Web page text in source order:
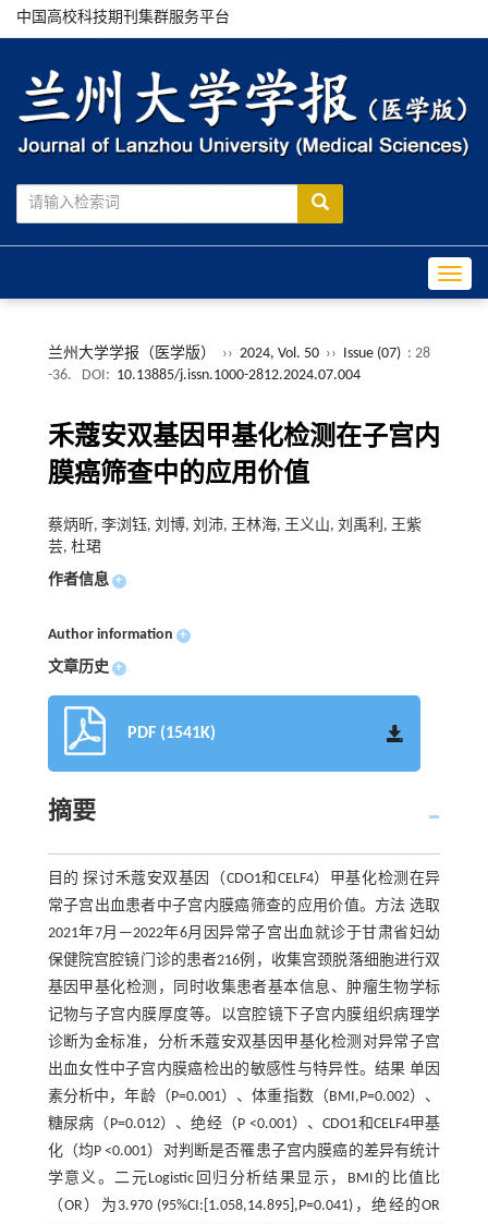
中国高校科技期刊集群服务平台
兰州大学学报（医学版） ›› 2024, Vol. 50 ›› Issue (07) : 28
-36.
DOI: 10.13885/j.issn.1000-2812.2024.07.004
禾蔻安双基因甲基化检测在子宫内
膜癌筛查中的应用价值
蔡炳昕, 李浏钰, 刘博, 刘沛, 王林海, 王义山, 刘禹利, 王紫
芸, 杜珺
作者信息 +
Author information +
文章历史 +
PDF (1541K)
摘要
目的 探讨禾蔻安双基因（CDO1和CELF4）甲基化检测在异
常子宫出血患者中子宫内膜癌筛查的应用价值。方法 选取
2021年7月—2022年6月因异常子宫出血就诊于甘肃省妇幼
保健院宫腔镜门诊的患者216例，收集宫颈脱落细胞进行双
基因甲基化检测，同时收集患者基本信息、肿瘤生物学标
记物与子宫内膜厚度等。以宫腔镜下子宫内膜组织病理学
诊断为金标准，分析禾蔻安双基因甲基化检测对异常子宫
出血女性中子宫内膜癌检出的敏感性与特异性。结果 单因
素分析中，年龄（P=0.001）、体重指数（BMI,P=0.002）、
糖尿病（P=0.012）、绝经（P <0.001）、CDO1和CELF4甲基
化（均P <0.001）对判断是否罹患子宫内膜癌的差异有统计
学意义。二元Logistic回归分析结果显示，BMI的比值比
（OR）为3.970 (95%CI:[1.058,14.895],P=0.041)，绝经的OR